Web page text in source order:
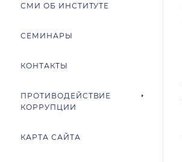
СМИ ОБ ИНСТИТУТЕ
СЕМИНАРЫ
КОНТАКТЫ
ПРОТИВОДЕЙСТВИЕ
КОРРУПЦИИ
КАРТА САЙТА